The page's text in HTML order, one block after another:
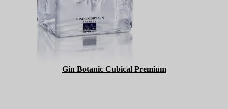
Gin Botanic Cubical Premium